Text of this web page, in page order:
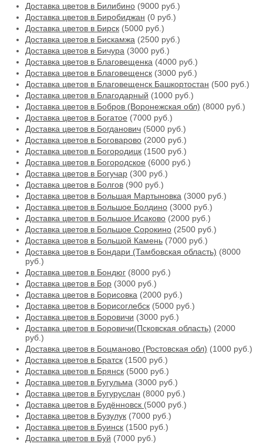
Доставка цветов в Билибино (9000 руб.)
Доставка цветов в Биробиджан (0 руб.)
Доставка цветов в Бирск (5000 руб.)
Доставка цветов в Бискамжа (2500 руб.)
Доставка цветов в Бичура (3000 руб.)
Доставка цветов в Благовещенка (4000 руб.)
Доставка цветов в Благовещенск (3000 руб.)
Доставка цветов в Благовещенск Башкортостан (500 руб.)
Доставка цветов в Благодарный (1000 руб.)
Доставка цветов в Бобров (Воронежская обл) (8000 руб.)
Доставка цветов в Богатое (7000 руб.)
Доставка цветов в Богданович (5000 руб.)
Доставка цветов в Боговарово (2000 руб.)
Доставка цветов в Богородицк (1500 руб.)
Доставка цветов в Богородское (6000 руб.)
Доставка цветов в Богучар (300 руб.)
Доставка цветов в Болгов (900 руб.)
Доставка цветов в Большая Мартыновка (3000 руб.)
Доставка цветов в Большое Болдино (3000 руб.)
Доставка цветов в Большое Исаково (2000 руб.)
Доставка цветов в Большое Сорокино (2500 руб.)
Доставка цветов в Большой Камень (7000 руб.)
Доставка цветов в Бондари (Тамбовская область) (8000
руб.)
Доставка цветов в Бондюг (8000 руб.)
Доставка цветов в Бор (3000 руб.)
Доставка цветов в Борисовка (2000 руб.)
Доставка цветов в Борисоглебск (5000 руб.)
Доставка цветов в Боровичи (3000 руб.)
Доставка цветов в Боровичи(Псковская область) (2000
руб.)
Доставка цветов в Боцманово (Ростовская обл) (1000 руб.)
Доставка цветов в Братск (1500 руб.)
Доставка цветов в Брянск (5000 руб.)
Доставка цветов в Бугульма (3000 руб.)
Доставка цветов в Бугуруслан (8000 руб.)
Доставка цветов в Будённовск (5000 руб.)
Доставка цветов в Бузулук (7000 руб.)
Доставка цветов в Буинск (1500 руб.)
Доставка цветов в Буй (7000 руб.)